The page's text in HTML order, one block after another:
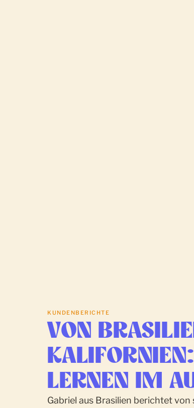
KUNDENBERICHTE
VON
KALIFORNIEN:
LERNEN
IM
Gabriel aus Brasilien berichtet von